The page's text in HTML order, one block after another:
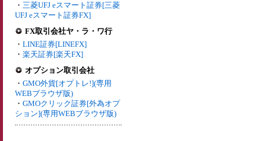
・ 三菱UFJ eスマート証券[三菱
UFJ eスマート証券FX]
FX取引会社ヤ・ラ・ワ行
・ LINE証券[LINEFX]
・ 楽天証券[楽天FX]
オプション取引会社
・ GMO外貨[オプトレ!](専用
WEBブラウザ版)
・ GMOクリック証券[外為オプ
ション](専用WEBブラウザ版)